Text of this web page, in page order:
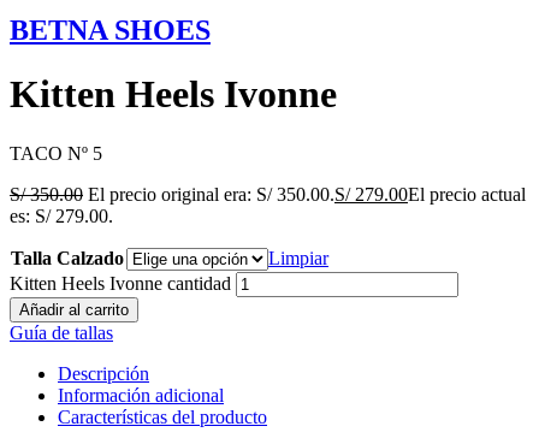
BETNA SHOES
Kitten Heels Ivonne
TACO Nº 5
S/350.00 El precio original era: S/ 350.00.S/279.00El precio actual
es: S/ 279.00.
Talla Calzado
Limpiar
Kitten Heels Ivonne cantidad
Añadir al carrito
Guía de tallas
Descripción
Información adicional
Características del producto